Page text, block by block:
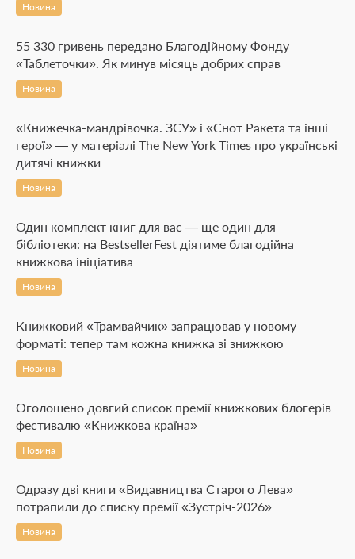
Новина
55 330 гривень передано Благодійному Фонду
«Таблеточки». Як минув місяць добрих справ
Новина
«Книжечка-мандрівочка. ЗСУ» і «Єнот Ракета та інші
герої» — у матеріалі The New York Times про українські
дитячі книжки
Новина
Один комплект книг для вас — ще один для
бібліотеки: на BestsellerFest діятиме благодійна
книжкова ініціатива
Новина
Книжковий «Трамвайчик» запрацював у новому
форматі: тепер там кожна книжка зі знижкою
Новина
Оголошено довгий список премії книжкових блогерів
фестивалю «Книжкова країна»
Новина
Одразу дві книги «Видавництва Старого Лева»
потрапили до списку премії «Зустріч-2026»
Новина